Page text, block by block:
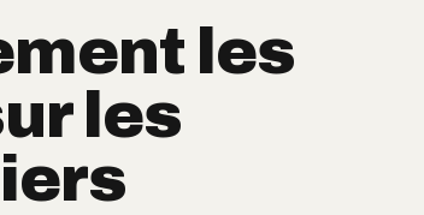
les
les